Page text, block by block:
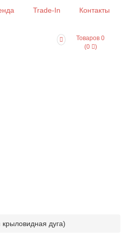
Trade-In Контакты
Товаров 0
(0
)
дуга)